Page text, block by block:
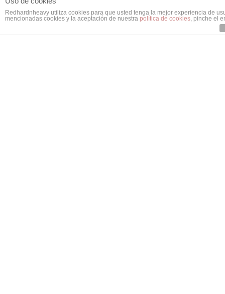
Redhardnheavy utiliza cookies para que usted tenga la mejor experiencia de
mencionadas cookies y la aceptación de nuestra política de cookies, pinche el